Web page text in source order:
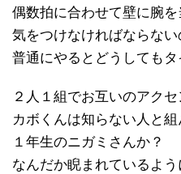
偶数拍に合わせて壁に腕を
気をつけなければならない
普通にやるとどうしてもタ
２人１組でお互いのアクセ
カボくんは知らない人と組
１年生のニガミさんか？
なんだか睨まれているよう